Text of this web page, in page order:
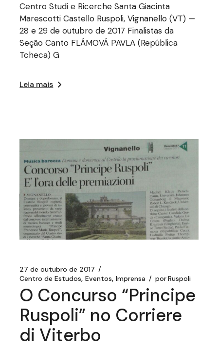
Centro Studi e Ricerche Santa Giacinta
Marescotti Castello Ruspoli, Vignanello (VT) —
28 e 29 de outubro de 2017 Finalistas da
Seção Canto FLÁMOVÁ PAVLA (República
Tcheca) G
Leia mais
27 de outubro de 2017
Centro de Estudos Eventos Imprensa porRuspoli
O Concurso “Principe
Ruspoli” no Corriere
di Viterbo